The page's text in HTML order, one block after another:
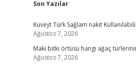
Son Yazılar
Kuveyt Türk Sağlam nakit
Ağustos 7, 2026
Maki bitki örtüsü hangi ağaç
Ağustos 7, 2026